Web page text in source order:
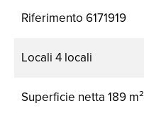
Riferimento 6171919
Locali 4 locali
Superficie netta 189 m²